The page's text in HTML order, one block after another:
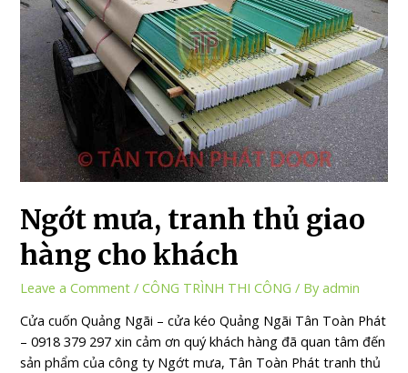
Ngớt mưa, tranh thủ giao
hàng cho khách
Leave a Comment /CÔNG TRÌNH THI CÔNG / Byadmin
Cửa cuốn Quảng Ngãi – cửa kéo Quảng Ngãi Tân Toàn Phát
– 0918 379 297 xin cảm ơn quý khách hàng đã quan tâm đến
sản phẩm của công ty Ngớt mưa, Tân Toàn Phát tranh thủ